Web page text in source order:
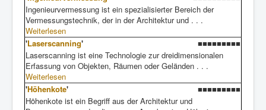
Ingenieurvermessung ist ein spezialisierter Bereich der
Vermessungstechnik, der in der Architektur und . . .
Weiterlesen
'Laserscanning'
■■■■■■■■■
Laserscanning ist eine Technologie zur dreidimensionalen
Erfassung von Objekten, Räumen oder Geländen . . .
Weiterlesen
'Höhenkote'
■■■■■■■■■
Höhenkote ist ein Begriff aus der Architektur und